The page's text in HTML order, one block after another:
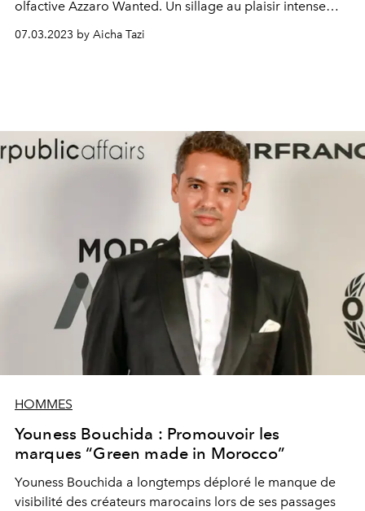
olfactive Azzaro Wanted. Un sillage au plaisir intense
pour des hommes en quête d’audace et d’aventure.
07.03.2023 by Aicha Tazi
HOMMES
Youness Bouchida : Promouvoir les
marques “Green made in Morocco”
Youness Bouchida a longtemps déploré le manque de
visibilité des créateurs marocains lors de ses passages